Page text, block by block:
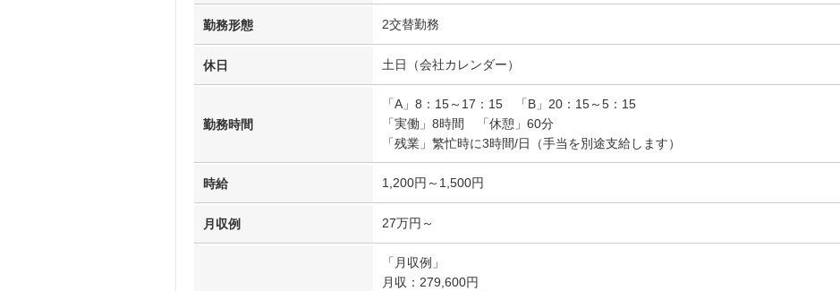
勤務形態 2交替勤務
休日 土日（会社カレンダー）
勤務時間
「A」8：15～17：15 「B」20：15～5：15
「実働」8時間 「休憩」60分
「残業」繁忙時に3時間/日（手当を別途支給します）
時給 1,200円～1,500円
月収例 27万円～
「月収例」
月収：279,600円